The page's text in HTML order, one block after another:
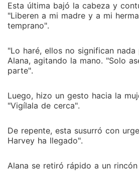
Esta última bajó la cabeza y
"Liberen a mi madre y a mi
temprano".
"Lo haré, ellos no significan
Alana, agitando la mano. "Solo
parte".
Luego, hizo un gesto hacia la
"Vigílala de cerca".
De repente, esta susurró con
Harvey ha llegado".
Alana se retiró rápido a un